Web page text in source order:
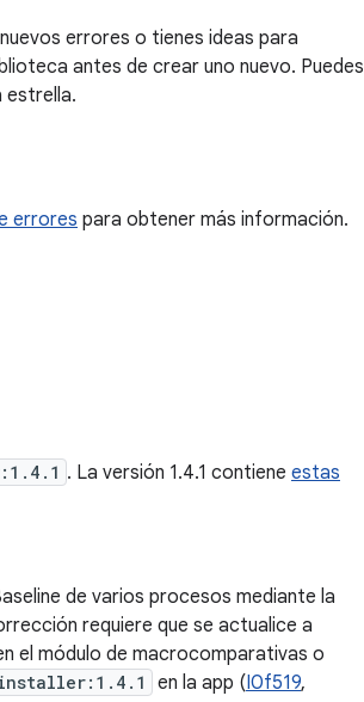
errores o tienes ideas para
antes de crear uno nuevo. Puedes
estrella.
errores para obtener más información.
. La versión 1.4.1 contiene estas
de varios procesos mediante la
requiere que se actualice a
el módulo de macrocomparativas o
en la app (I0f519,